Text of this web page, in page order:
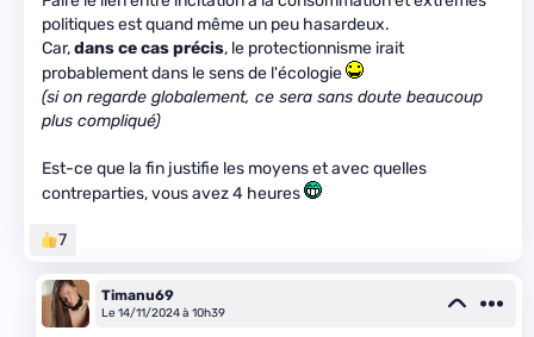
politiques est quand même un peu hasardeux.
Car,dans ce cas précis, le protectionnisme irait
probablement dans le sens de l'écologie
(si on regarde globalement, ce sera sans doute beaucoup
plus compliqué)
Est-ce que la fin justifie les moyens et avec quelles
contreparties, vous avez 4 heures
7
Timanu69
Le 14/11/2024 à 10h39